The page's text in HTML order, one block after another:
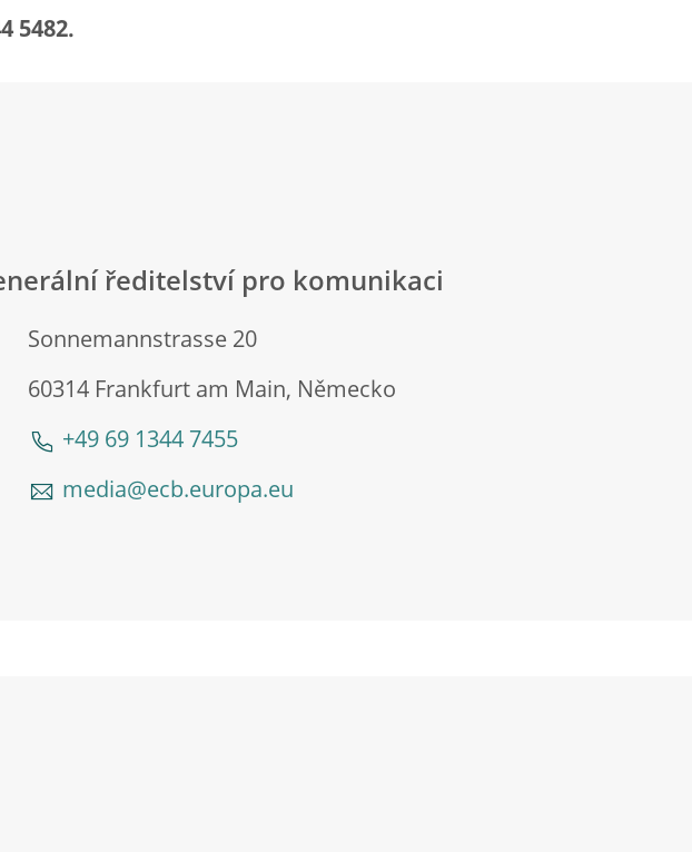
5482.
ředitelství pro komunikaci
Sonnemannstrasse 20
60314 Frankfurt am Main, Německo
+49 69 1344 7455
media@ecb.europa.eu